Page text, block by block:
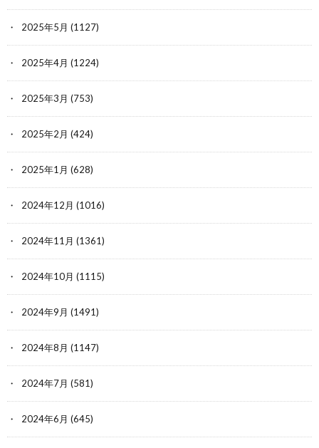
2025年5月 (1127)
2025年4月 (1224)
2025年3月 (753)
2025年2月 (424)
2025年1月 (628)
2024年12月 (1016)
2024年11月 (1361)
2024年10月 (1115)
2024年9月 (1491)
2024年8月 (1147)
2024年7月 (581)
2024年6月 (645)